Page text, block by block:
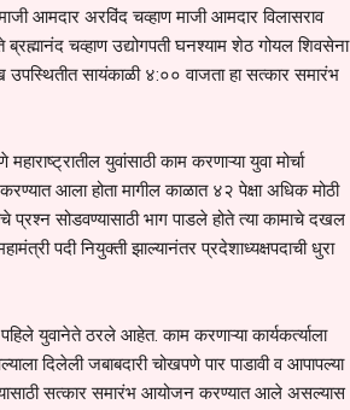
आमदार अरविंद चव्हाण माजी आमदार विलासराव
चव्हाण उद्योगपती घनश्याम शेठ गोयल शिवसेना
सायंकाळी ४:०० वाजता हा सत्कार समारंभ
युवांसाठी काम करणाऱ्या युवा मोर्चा
आला होता मागील काळात ४२ पेक्षा अधिक मोठी
सोडवण्यासाठी भाग पाडले होते त्या कामाचे दखल
पदी नियुक्ती झाल्यानंतर प्रदेशाध्यक्षपदाची धुरा
पहिले युवानेते ठरले आहेत. काम करणाऱ्या कार्यकर्त्याला
दिलेली जबाबदारी चोखपणे पार पाडावी व आपापल्या
यासाठी सत्कार समारंभ आयोजन करण्यात आले असल्यास